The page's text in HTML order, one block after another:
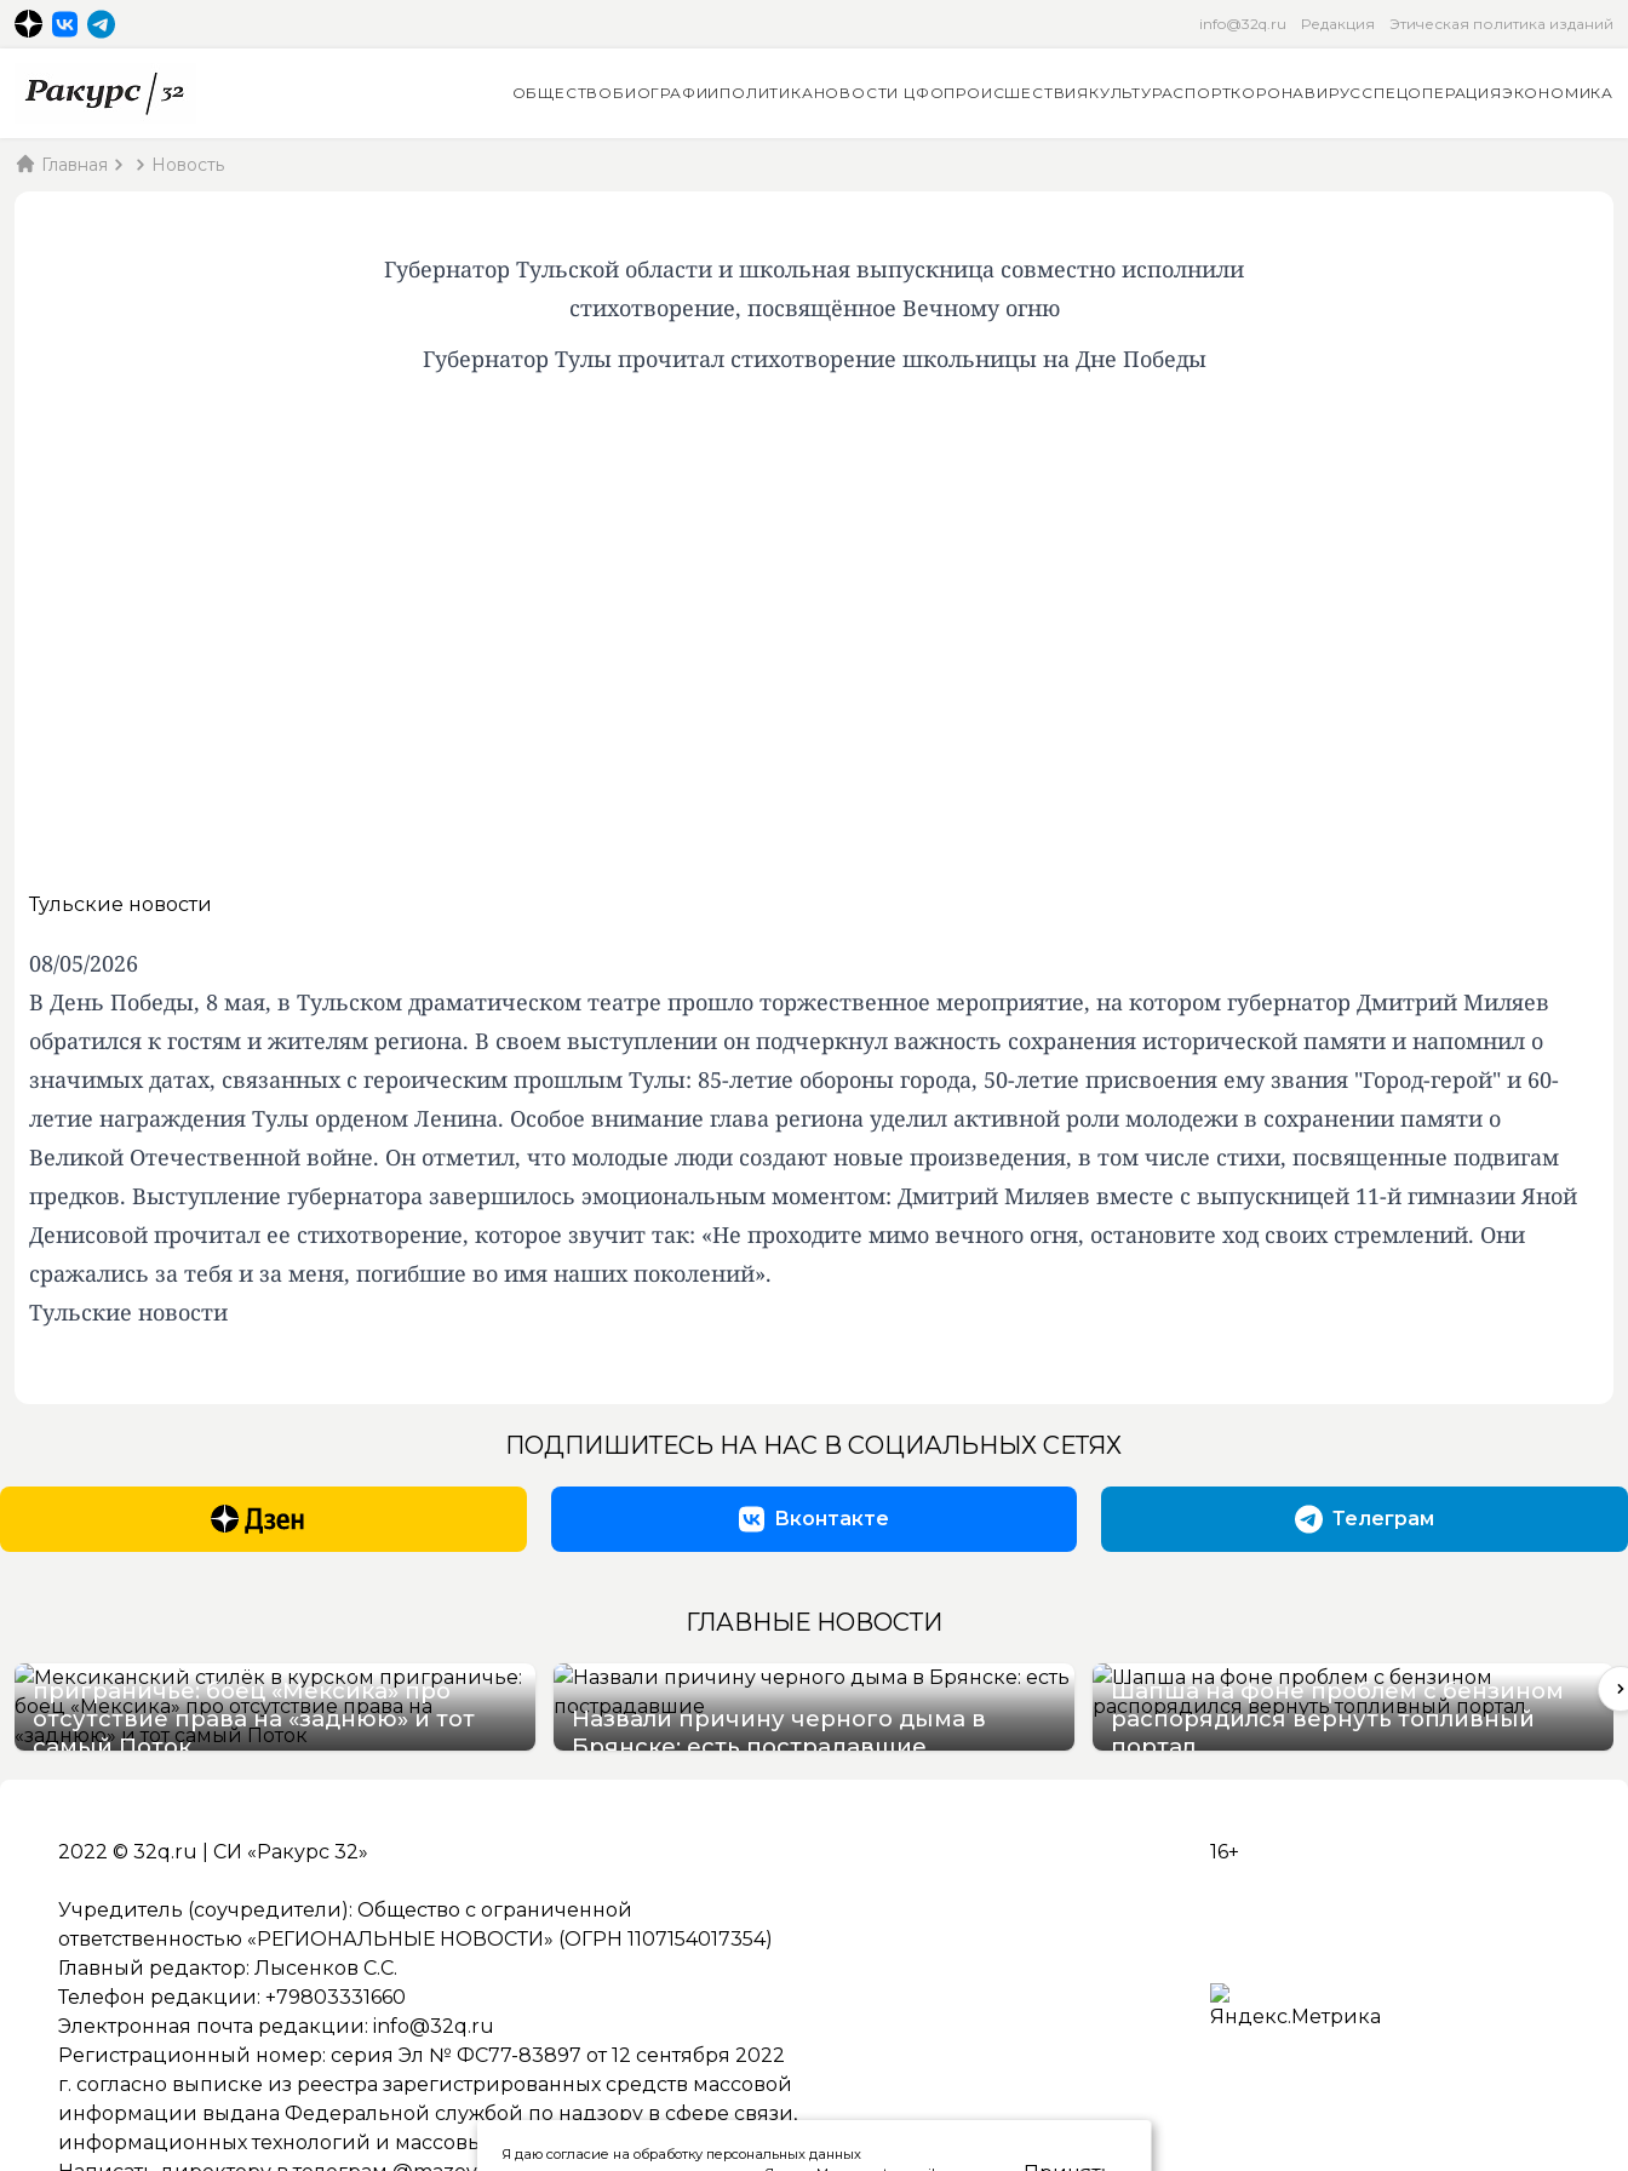
info@32q.ru Редакция Этическая политика изданий
ОБЩЕСТВО БИОГРАФИИ ПОЛИТИКАНОВОСТИ ЦФОПРОИСШЕСТВИЯ КУЛЬТУРАСПОРТКОРОНАВИРУССПЕЦОПЕРАЦИЯЭКОНОМИКА
Главная Новость
Губернатор Тульской области и школьная выпускница совместно исполнили
стихотворение, посвящённое Вечному огню
Губернатор Тулы прочитал стихотворение школьницы на Дне Победы
Тульские новости
08/05/2026
В День Победы, 8 мая, в Тульском драматическом театре прошло торжественное мероприятие, на котором губернатор Дмитрий Миляев
обратился к гостям и жителям региона. В своем выступлении он подчеркнул важность сохранения исторической памяти и напомнил о
значимых датах, связанных с героическим прошлым Тулы: 85-летие обороны города, 50-летие присвоения ему звания "Город-герой" и 60-
летие награждения Тулы орденом Ленина. Особое внимание глава региона уделил активной роли молодежи в сохранении памяти о
Великой Отечественной войне. Он отметил, что молодые люди создают новые произведения, в том числе стихи, посвященные подвигам
предков. Выступление губернатора завершилось эмоциональным моментом: Дмитрий Миляев вместе с выпускницей 11-й гимназии Яной
Денисовой прочитал ее стихотворение, которое звучит так: «Не проходите мимо вечного огня, остановите ход своих стремлений. Они
сражались за тебя и за меня, погибшие во имя наших поколений».
Тульские новости
ПОДПИШИТЕСЬ НА НАС В СОЦИАЛЬНЫХ СЕТЯХ
Вконтакте Телеграм
ГЛАВНЫЕ НОВОСТИ
Мексиканский стилёк в курском
приграничье: боец «Мексика» про
отсутствие права на «заднюю» и тот
самый Поток
Назвали причину черного дыма в
Брянске: есть пострадавшие
Шапша на фоне проблем с бензином
распорядился вернуть топливный
портал
2022 © 32q.ru | СИ «Ракурс 32»
Учредитель (соучредители): Общество с ограниченной
ответственностью «РЕГИОНАЛЬНЫЕ НОВОСТИ» (ОГРН 1107154017354)
Главный редактор: Лысенков С.С.
Телефон редакции: +79803331660
Электронная почта редакции: info@32q.ru
Регистрационный номер: серия Эл № ФС77-83897 от 12 сентября 2022
г. согласно выписке из реестра зарегистрированных средств массовой
информации выдана Федеральной службой по надзору в сфере связи,
информационных технологий и массовых коммуникаций
16+
Я даю согласие на обработку персональных данных